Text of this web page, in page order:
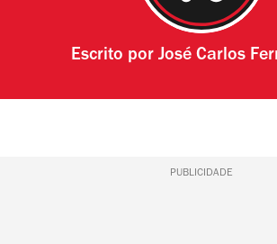
Escrito porJosé Carlos
PUBLICIDADE